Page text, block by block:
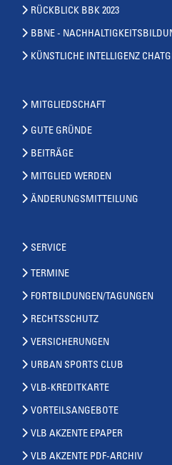
RÜCKBLICK BBK 2023
BBNE -
KÜNSTLICHE INTELLIGENZ
MITGLIEDSCHAFT
GUTE GRÜNDE
BEITRÄGE
MITGLIED WERDEN
ÄNDERUNGSMITTEILUNG
SERVICE
TERMINE
FORTBILDUNGEN/TAGUNGEN
RECHTSSCHUTZ
VERSICHERUNGEN
URBAN SPORTS CLUB
VLB-KREDITKARTE
VORTEILSANGEBOTE
VLB AKZENTE EPAPER
VLB AKZENTE PDF-ARCHIV